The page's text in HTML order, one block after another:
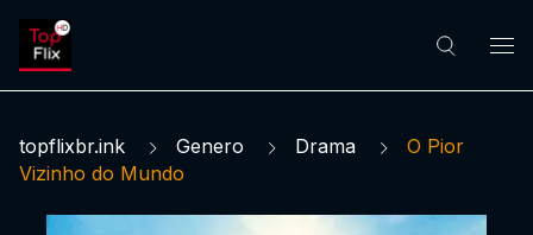
topflixbr.ink Genero Drama
O Pior
Vizinho do Mundo